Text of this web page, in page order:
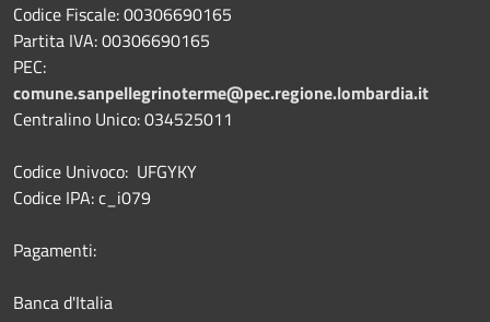
Codice Fiscale: 00306690165
Partita IVA: 00306690165
PEC:
comune.sanpellegrinoterme@pec.regione.lombardia.it
Centralino Unico: 034525011
Codice Univoco: UFGYKY
Codice IPA: c_i079
Pagamenti:
Banca d'Italia